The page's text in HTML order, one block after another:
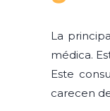
La
médica.
Este
carecen